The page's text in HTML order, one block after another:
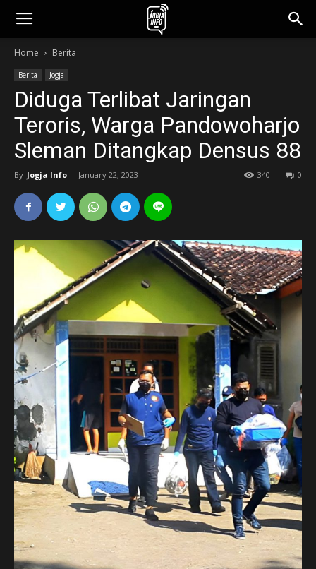
jogjainfo.id
Home Berita
Berita Jogja
Diduga Terlibat Jaringan
Teroris, Warga Pandowoharjo
Sleman Ditangkap Densus 88
By Jogja Info - January 22, 2023 0
340